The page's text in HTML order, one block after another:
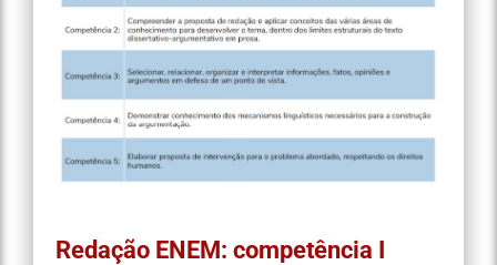
Redação ENEM: competência I